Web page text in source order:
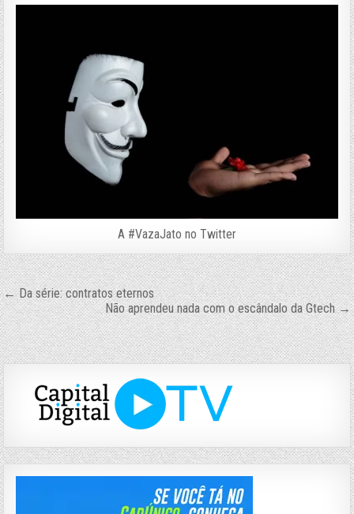
A #VazaJato no Twitter
Navegação
de
Post
← Da série: contratos eternos
Não aprendeu nada com o escândalo da Gtech →